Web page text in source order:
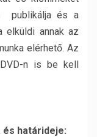
publikálja és a
elküldi annak az
elérhető. Az
n is be kell
és határideje: